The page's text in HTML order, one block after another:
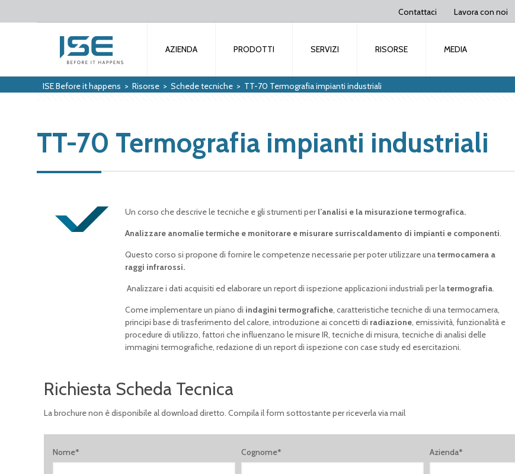
Contattaci Lavora con noi
AZIENDA PRODOTTI SERVIZI RISORSE MEDIA
ISE Before it happens > Risorse > Schede tecniche > TT-70 Termografia impianti industriali
TT-70 Termografia impianti industriali
Un corso che descrive le tecniche e gli strumenti perl’analisi e la misurazione termografica.
Analizzare anomalie termiche e monitorare e misurare surriscaldamento di impianti e componenti.
Questo corso si propone di fornire le competenze necessarie per poter utilizzare unatermocamera a
raggi infrarossi.
Analizzare i dati acquisiti ed elaborare un report di ispezione applicazioni industriali per latermografia.
Come implementare un piano di indagini termografiche, caratteristiche tecniche di una termocamera,
principi base di trasferimento del calore, introduzione ai concetti di radiazione, emissività, funzionalità e
procedure di utilizzo, fattori che influenzano le misure IR, tecniche di misura, tecniche di analisi delle
immagini termografiche, redazione di un report di ispezione con case study ed esercitazioni.
Richiesta Scheda Tecnica
La brochure non è disponibile al download diretto. Compila il form sottostante per riceverla via mail
Nome* Cognome* Azienda*